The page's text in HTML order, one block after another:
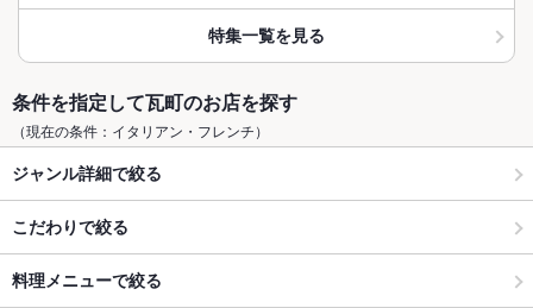
特集一覧を見る
条件を指定して瓦町のお店を探す
（現在の条件：イタリアン・フレンチ）
ジャンル詳細で絞る
こだわりで絞る
料理メニューで絞る